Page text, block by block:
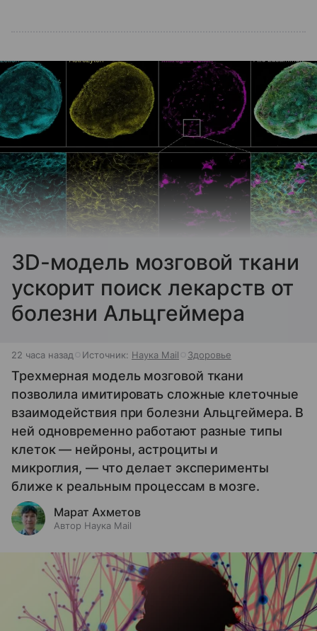
3D-модель мозговой ткани
ускорит поиск лекарств от
болезни Альцгеймера
22 часа назад Источник: Наука Mail Здоровье
Трехмерная модель мозговой ткани
позволила имитировать сложные клеточные
взаимодействия при болезни Альцгеймера. В
ней одновременно работают разные типы
клеток — нейроны, астроциты и
микроглия, — что делает эксперименты
ближе к реальным процессам в мозге.
Марат Ахметов
Автор Наука Mail